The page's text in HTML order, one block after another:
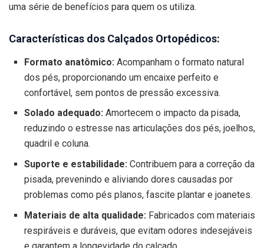
uma série de benefícios para quem os utiliza.
Características dos Calçados Ortopédicos:
Formato anatômico: Acompanham o formato natural
dos pés, proporcionando um encaixe perfeito e
confortável, sem pontos de pressão excessiva.
Solado adequado:Amortecem o impacto da pisada,
reduzindo o estresse nas articulações dos pés, joelhos,
quadril e coluna.
Suporte e estabilidade:Contribuem para a correção da
pisada, prevenindo e aliviando dores causadas por
problemas como pés planos, fascite plantar e joanetes.
Materiais de alta qualidade:Fabricados com materiais
respiráveis e duráveis, que evitam odores indesejáveis